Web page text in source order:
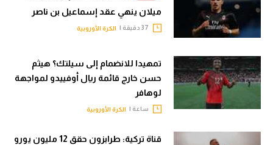
ميلان ينهي عقد إسماعيل بن ناصر
الكرة الأوروبية
تمهيدا للانضمام إلى سيلتك؟ هيثم
حسن خارج قائمة ريال أوفييدو لمواجهة
لوهافر
ساعة | الكرة الأوروبية
قناة تركية: طرابزون حقق 12 مليون يورو